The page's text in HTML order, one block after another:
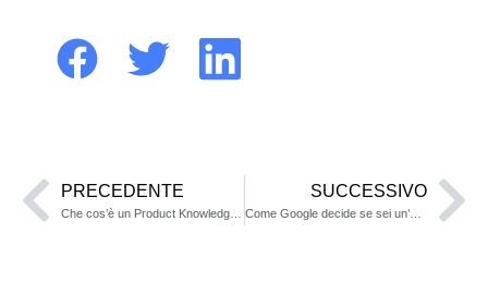
PRECEDENTE
Che cos’è un Product Knowledge panel e a che serve ?
SUCCESSIVO
Come Google decide se sei un’entità degna di Knowledge Panel